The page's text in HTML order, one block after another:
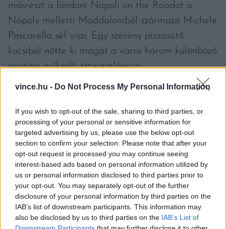
vince.hu - Do Not Process My Personal Information
If you wish to opt-out of the sale, sharing to third parties, or
processing of your personal or sensitive information for
targeted advertising by us, please use the below opt-out
section to confirm your selection. Please note that after your
opt-out request is processed you may continue seeing
interest-based ads based on personal information utilized by
us or personal information disclosed to third parties prior to
your opt-out. You may separately opt-out of the further
disclosure of your personal information by third parties on the
IAB’s list of downstream participants. This information may
also be disclosed by us to third parties on the IAB’s List of
másrészt a londoni Napoli on the Roadot a
Nápoly melletti Maddaloniból származó Michele
Pascarella séf viszi. Egy szerény pizzasütő
kocsiból nőtte ki magát a város három különböző
pontján működő étteremlánccá.
EURÓPA LEGJOBB PIZZÉRIÁI 2026-
BAN
Napoli on the Road – London, Anglia
Baldoria – Madrid, Spanyolország
IMperfetto – Puteaux, Franciaország